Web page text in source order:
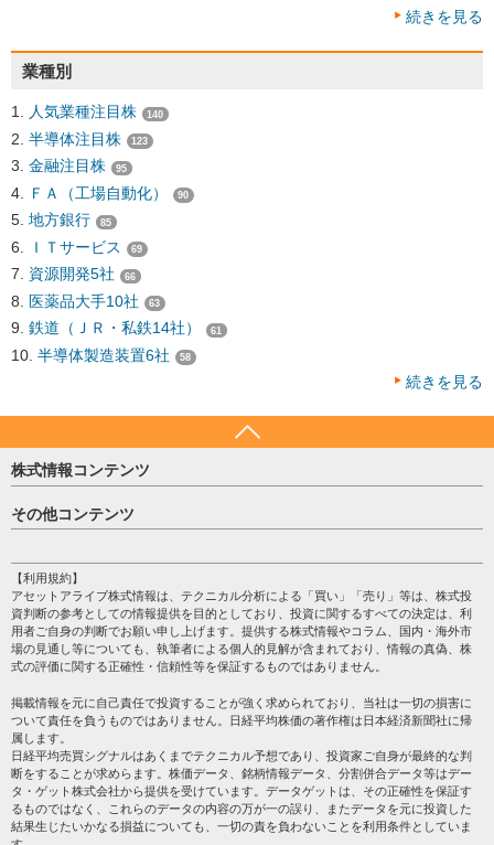
続きを見る
業種別
人気業種注目株 140
半導体注目株 123
金融注目株 95
ＦＡ（工場自動化） 90
地方銀行 85
ＩＴサービス 69
資源開発5社 66
医薬品大手10社 63
鉄道（ＪＲ・私鉄14社） 61
半導体製造装置6社 58
続きを見る
株式情報コンテンツ
日経平均
売買シグナル
注目銘柄
株テーマ情報
海外市況
投資カレンダー
格付け情報
その他コンテンツ
個人情報保護方針
プライバシーポリシー
会社案内
サイトマップ
過去データ
【利用規約】
アセットアライブ株式情報は、テクニカル分析による「買い」「売り」等は、株式投
資判断の参考としての情報提供を目的としており、投資に関するすべての決定は、利
用者ご自身の判断でお願い申し上げます。提供する株式情報やコラム、国内・海外市
場の見通し等についても、執筆者による個人的見解が含まれており、情報の真偽、株
式の評価に関する正確性・信頼性等を保証するものではありません。
掲載情報を元に自己責任で投資することが強く求められており、当社は一切の損害に
ついて責任を負うものではありません。日経平均株価の著作権は日本経済新聞社に帰
属します。
日経平均売買シグナルはあくまでテクニカル予想であり、投資家ご自身が最終的な判
断をすることが求めらます。株価データ、銘柄情報データ、分割併合データ等はデー
タ・ゲット株式会社から提供を受けています。データゲットは、その正確性を保証す
るものではなく、これらのデータの内容の万が一の誤り、またデータを元に投資した
結果生じたいかなる損益についても、一切の責を負わないことを利用条件としていま